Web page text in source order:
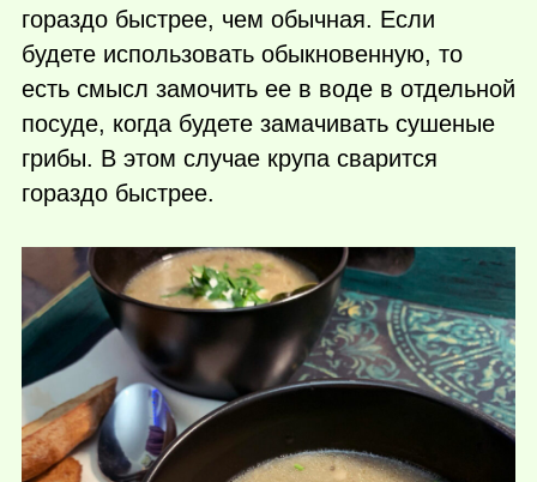
гораздо быстрее, чем обычная. Если
будете использовать обыкновенную, то
есть смысл замочить ее в воде в отдельной
посуде, когда будете замачивать сушеные
грибы. В этом случае крупа сварится
гораздо быстрее.